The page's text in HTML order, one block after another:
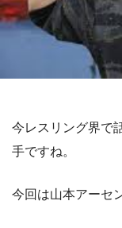
今レスリング界で
手ですね。
今回は山本アーセ